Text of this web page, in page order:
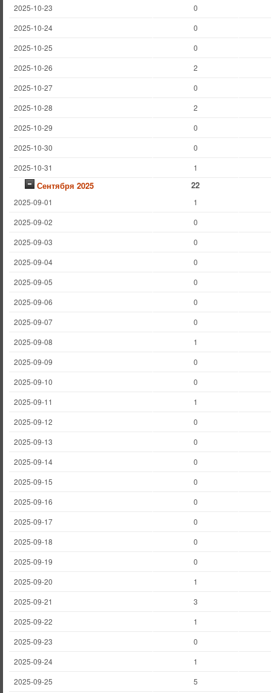
2025-10-23
0
2025-10-24
0
2025-10-25
0
2025-10-26
2
2025-10-27
0
2025-10-28
2
2025-10-29
0
2025-10-30
0
2025-10-31
1
Сентября 2025 22
2025-09-01
1
2025-09-02
0
2025-09-03
0
2025-09-04
0
2025-09-05
0
2025-09-06
0
2025-09-07
0
2025-09-08
1
2025-09-09
0
2025-09-10
0
2025-09-11
1
2025-09-12
0
2025-09-13
0
2025-09-14
0
2025-09-15
0
2025-09-16
0
2025-09-17
0
2025-09-18
0
2025-09-19
0
2025-09-20
1
2025-09-21
3
2025-09-22
1
2025-09-23
0
2025-09-24
1
2025-09-25
5